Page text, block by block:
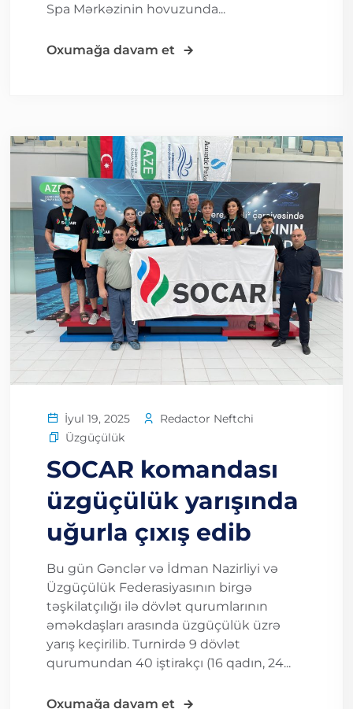
Spa Mərkəzinin hovuzunda...
Oxumağa davam et
İyul 19, 2025
Redactor Neftchi
Üzgüçülük
SOCAR komandası
üzgüçülük yarışında
uğurla çıxış edib
Bu gün Gənclər və İdman Nazirliyi və
Üzgüçülük Federasiyasının birgə
təşkilatçılığı ilə dövlət qurumlarının
əməkdaşları arasında üzgüçülük üzrə
yarış keçirilib. Turnirdə 9 dövlət
qurumundan 40 iştirakçı (16 qadın, 24...
Oxumağa davam et